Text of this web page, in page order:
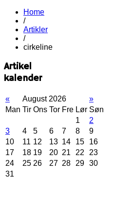
Home
/
Artikler
/
cirkeline
Artikel
kalender
« August 2026
»
Man Tir Ons Tor Fre Lør Søn
1
2
3
4 5 6 7 8
9
10
11 12 13 14 15
16
17
18 19 20 21 22 23
24
25 26 27 28 29 30
31